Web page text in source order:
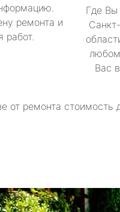
ремонта и
работ.
Где Вы
любом
Вас
от ремонта стоимость